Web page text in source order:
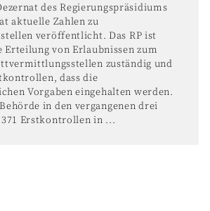
des Regierungspräsidiums
aktuelle Zahlen zu
veröffentlicht. Das RP ist
von Erlaubnissen zum
zuständig und
dass die
Vorgaben eingehalten werden.
in den vergangenen drei
371 Erstkontrollen in ...